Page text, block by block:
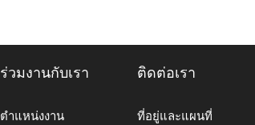
ร่วมงานกับเรา
ตำแหน่งงาน
ติดต่อเรา
ที่อยู่และแผนที่